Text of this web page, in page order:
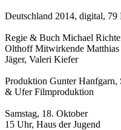
Deutschland 2014, digital, 79
Regie & Buch Michael
Olthoff Mitwirkende
Jäger, Valeri Kiefer
Produktion Gunter
& Ufer Filmproduktion
Samstag, 18. Oktober
15 Uhr, Haus der Jugend